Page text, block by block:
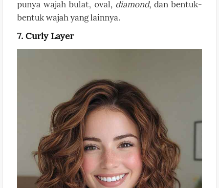
punya wajah bulat, oval, diamond, dan bentuk-
bentuk wajah yang lainnya.
7. Curly Layer